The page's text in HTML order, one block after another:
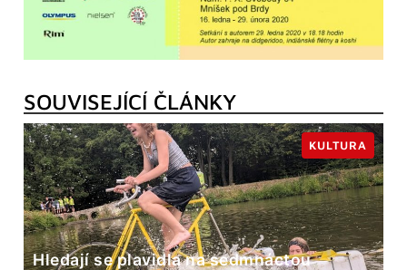
SOUVISEJÍCÍ ČLÁNKY
Hledají se plavidla na sedmnáctou
KULTURA